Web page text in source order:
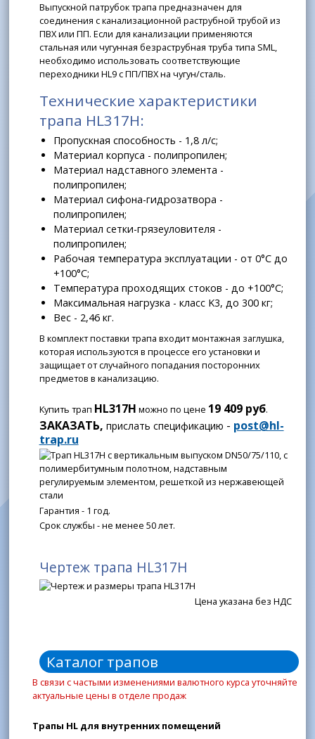
Выпускной патрубок трапа предназначен для
соединения с канализационной раструбной трубой из
ПВХ или ПП. Если для канализации применяются
стальная или чугунная безраструбная труба типа SML,
необходимо использовать соответствующие
переходники HL9 с ПП/ПВХ на чугун/сталь.
Технические характеристики
трапа HL317H:
Пропускная способность - 1,8 л/с;
Материал корпуса - полипропилен;
Материал надставного элемента -
полипропилен;
Материал сифона-гидрозатвора -
полипропилен;
Материал сетки-грязеуловителя -
полипропилен;
Рабочая температура эксплуатации - от 0°С до
+100°С;
Температура проходящих стоков - до +100°С;
Максимальная нагрузка - класс K3, до 300 кг;
Вес - 2,46 кг.
В комплект поставки трапа входит монтажная заглушка,
которая используются в процессе его установки и
защищает от случайного попадания посторонних
предметов в канализацию.
Купить трап HL317H можно по цене 19 409 руб.
ЗАКАЗАТЬ, прислать спецификацию - post@hl-
trap.ru
Гарантия - 1 год.
Срок службы - не менее 50 лет.
Чертеж трапа HL317H
Цена указана без НДС
Каталог трапов
В связи с частыми изменениями валютного курса уточняйте
актуальные цены в отделе продаж
Трапы HL для внутренних помещений